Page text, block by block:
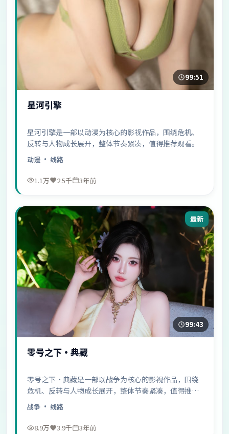
99:51
星河引擎
星河引擎是一部以动漫为核心的影视作品，围绕危机、
反转与人物成长展开，整体节奏紧凑，值得推荐观看。
动漫 · 线路
1.1万 2.5千 3年前
最新
99:43
零号之下·典藏
零号之下·典藏是一部以战争为核心的影视作品，围绕
危机、反转与人物成长展开，整体节奏紧凑，值得推荐
观看。
战争 · 线路
8.9万 3.9千 3年前